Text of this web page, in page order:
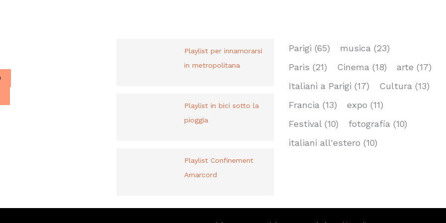
Playlist per innamorarsi
in metropolitana
Playlist in bici sotto la
pioggia
Playlist Confinement
Amarcord
Parigi (65) musica (23)
Paris (21) Cinema (18) arte (17)
Italiani a Parigi (17) Cultura (13)
Francia (13) expo (11)
Festival (10) fotografia (10)
italiani all'estero (10)